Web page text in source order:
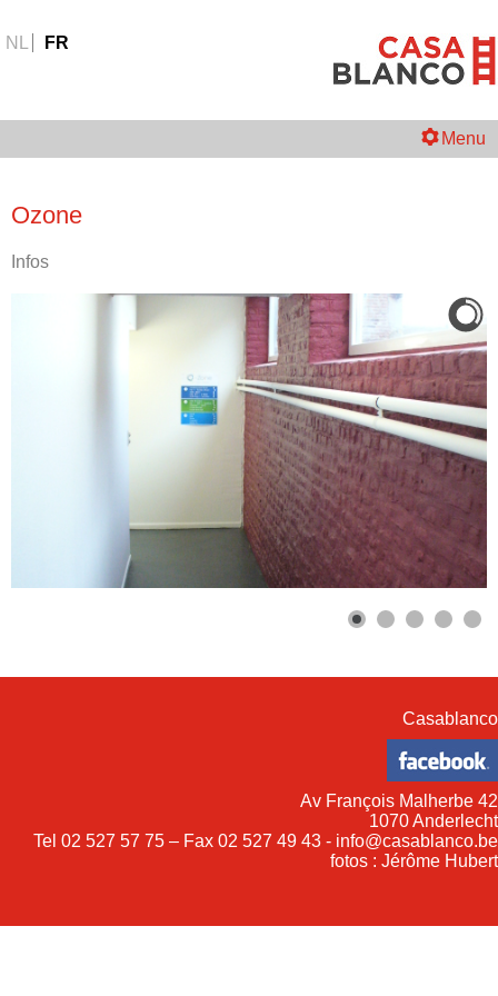
NL FR
Menu
Ozone
Infos
Casablanco
Av François Malherbe 42
1070 Anderlecht
Tel 02 527 57 75 – Fax 02 527 49 43 - info@casablanco.be
fotos : Jérôme Hubert